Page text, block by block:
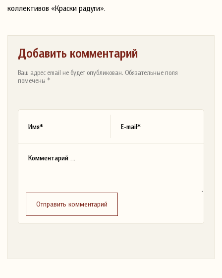
коллективов «Краски радуги».
Добавить комментарий
Ваш адрес email не будет опубликован. Обязательные поля
помечены *
Отправить комментарий